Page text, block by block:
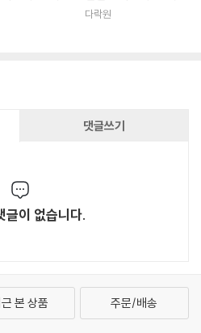
(최신 수능 반영)
다락원
댓글쓰기
글이 없습니다.
본 상품 주문/배송